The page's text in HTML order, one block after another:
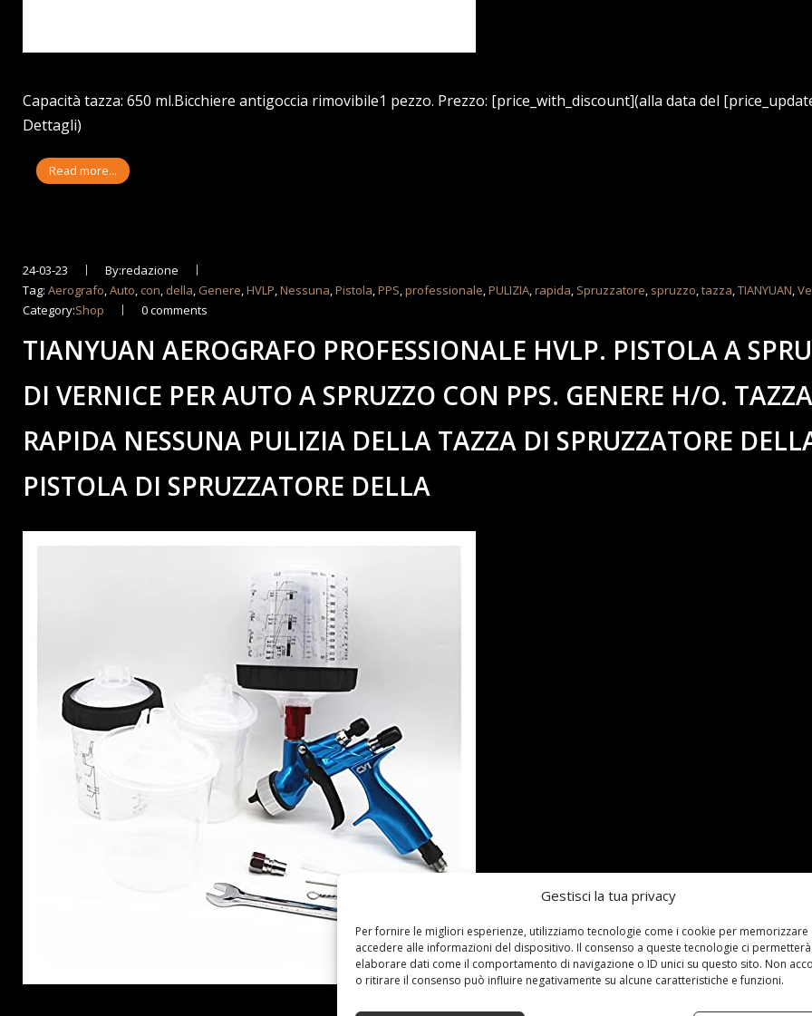
Gestisci la tua privacy
Per fornire le migliori esperienze, utilizziamo tecnologie come i cookie per memorizzare
accedere alle informazioni del dispositivo. Il consenso a queste tecnologie ci
elaborare dati come il comportamento di navigazione o ID unici su questo sito. Non
o ritirare il consenso può influire negativamente su alcune caratteristiche e funzioni.
Capacità tazza: 650 ml.Bicchiere antigoccia rimovibile1 pezzo. Prezzo: [price_with_discount](alla data del
Dettagli)
Read more...
24-03-23
By:redazione
Tag:Aerografo,Auto, con, della, Genere,HVLP,Nessuna,Pistola,PPS,professionale,PULIZIA,rapida, Spruzzatore, spruzzo,tazza,TIANYUAN,
Category:Shop 0 comments
TIANYUAN AEROGRAFO PROFESSIONALE HVLP. PISTOLA A
DI VERNICE PER AUTO A SPRUZZO CON PPS. GENERE H/O. TAZZA
RAPIDA NESSUNA PULIZIA DELLA TAZZA DI SPRUZZATORE
PISTOLA DI SPRUZZATORE DELLA